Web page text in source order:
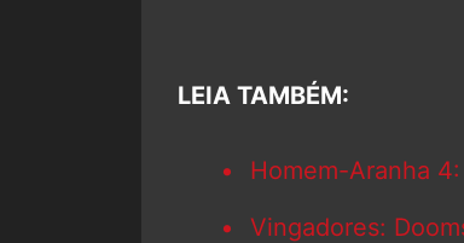
LEIA TAMBÉM:
Homem-Aranha
Vingadores: